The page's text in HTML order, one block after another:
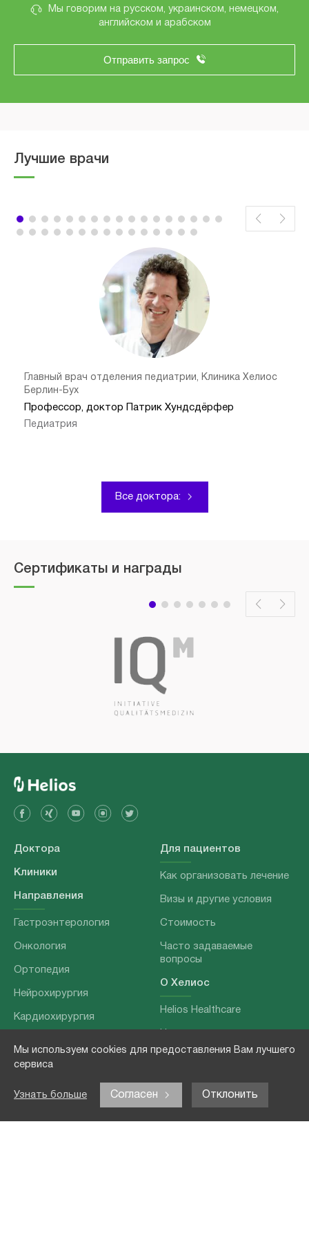
Мы используем cookies для предоставления Вам лучшего
сервиса
Узнать больше Согласен Отклонить
Мы говорим на русском, украинском, немецком,
английском и арабском
Отправить запрос
Лучшие врачи
Главный врач отделения педиатрии, Клиника Хелиос
Берлин-Бух
Профессор, доктор Патрик Хундсдёрфер
Педиатрия
Все доктора:
Сертификаты и награды
Доктора
Клиники
Направления
Гастроэнтерология
Онкология
Ортопедия
Нейрохирургия
Кардиохирургия
Хирургия позвоночника
Для пациентов
Как организовать лечение
Визы и другие условия
Стоимость
Часто задаваемые
вопросы
О Хелиос
Helios Healthcare
О нашей команде
Выходные данные